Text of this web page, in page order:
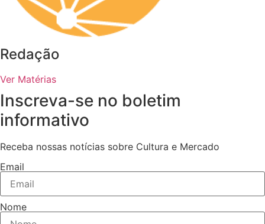
Redação
Ver Matérias
Inscreva-se no boletim
informativo
Receba nossas notícias sobre Cultura e Mercado
Email
Nome